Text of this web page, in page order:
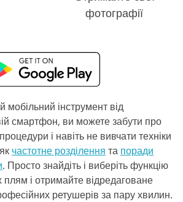
фотографії
інструмент від
смартфон, ви можете забути про
і навіть не вивчати техніки
частотне розділення та поради
. Просто знайдіть і виберіть функцію
і отримайте відредаговане
ретушерів за пару хвилин.